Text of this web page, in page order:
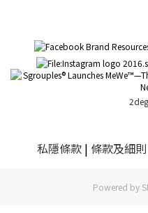
私隱條款| 條款及細則
Powered by